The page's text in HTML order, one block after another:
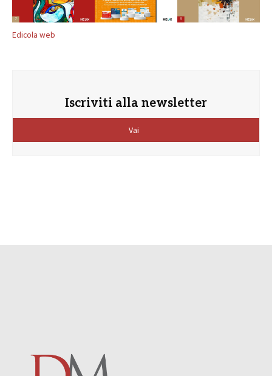
Edicola web
Iscriviti alla newsletter
Vai